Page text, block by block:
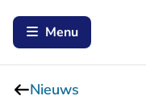
Menu
Nieuws